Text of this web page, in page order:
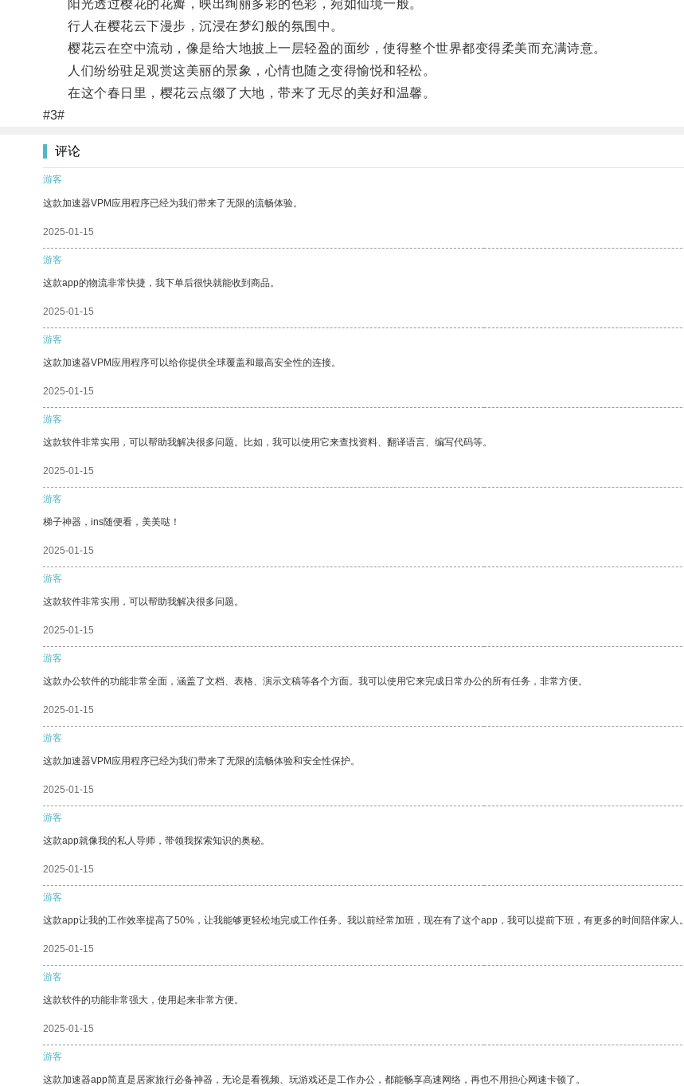
阳光透过樱花的花瓣，映出绚丽多彩的色彩，宛如仙境一般。
行人在樱花云下漫步，沉浸在梦幻般的氛围中。
樱花云在空中流动，像是给大地披上一层轻盈的面纱，使得整个世界都变得柔美而充满诗意。
人们纷纷驻足观赏这美丽的景象，心情也随之变得愉悦和轻松。
在这个春日里，樱花云点缀了大地，带来了无尽的美好和温馨。
#3#
评论
游客
这款加速器VPM应用程序已经为我们带来了无限的流畅体验。
2025-01-15
游客
这款app的物流非常快捷，我下单后很快就能收到商品。
2025-01-15
游客
这款加速器VPM应用程序可以给你提供全球覆盖和最高安全性的连接。
2025-01-15
游客
这款软件非常实用，可以帮助我解决很多问题。比如，我可以使用它来查找资料、翻译语言、编写代码等。
2025-01-15
游客
梯子神器，ins随便看，美美哒！
2025-01-15
游客
这款软件非常实用，可以帮助我解决很多问题。
2025-01-15
游客
这款办公软件的功能非常全面，涵盖了文档、表格、演示文稿等各个方面。我可以使用它来完成日常办公的所有任务，非常方便。
2025-01-15
游客
这款加速器VPM应用程序已经为我们带来了无限的流畅体验和安全性保护。
2025-01-15
游客
这款app就像我的私人导师，带领我探索知识的奥秘。
2025-01-15
游客
这款app让我的工作效率提高了50%，让我能够更轻松地完成工作任务。我以前经常加班，现在有了这个app，我可以提前下班，有更多的时间陪伴家人。
2025-01-15
游客
这款软件的功能非常强大，使用起来非常方便。
2025-01-15
游客
这款加速器app简直是居家旅行必备神器，无论是看视频、玩游戏还是工作办公，都能畅享高速网络，再也不用担心网速卡顿了。